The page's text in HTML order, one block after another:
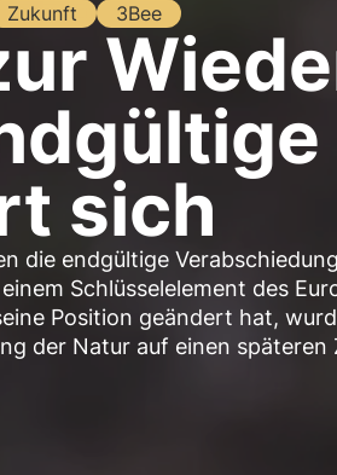
Zukunft 3Bee
sich
die endgültige
Schlüsselelement des
Position geändert hat,
der Natur auf einen